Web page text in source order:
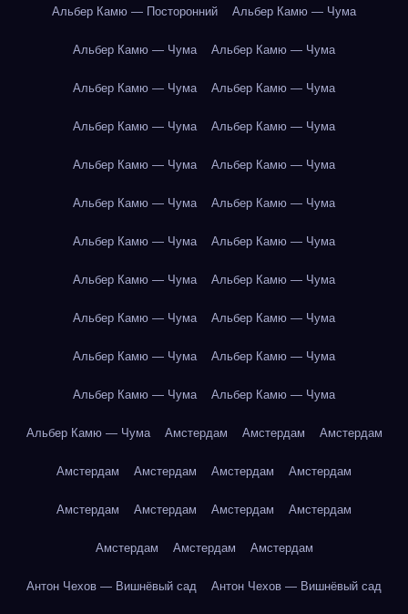
Альбер Камю — Посторонний Альбер Камю — Чума
Альбер Камю — Чума Альбер Камю — Чума
Альбер Камю — Чума Альбер Камю — Чума
Альбер Камю — Чума Альбер Камю — Чума
Альбер Камю — Чума Альбер Камю — Чума
Альбер Камю — Чума Альбер Камю — Чума
Альбер Камю — Чума Альбер Камю — Чума
Альбер Камю — Чума Альбер Камю — Чума
Альбер Камю — Чума Альбер Камю — Чума
Альбер Камю — Чума Альбер Камю — Чума
Альбер Камю — Чума Альбер Камю — Чума
Альбер Камю — Чума Амстердам Амстердам Амстердам
Амстердам Амстердам Амстердам Амстердам
Амстердам Амстердам Амстердам Амстердам
Амстердам Амстердам Амстердам
Антон Чехов — Вишнёвый сад Антон Чехов — Вишнёвый сад